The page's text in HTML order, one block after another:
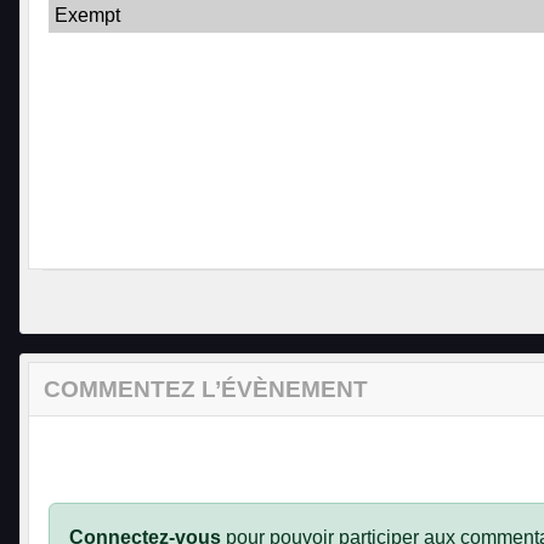
Exempt
COMMENTEZ L’ÉVÈNEMENT
Connectez-vous pour pouvoir participer aux